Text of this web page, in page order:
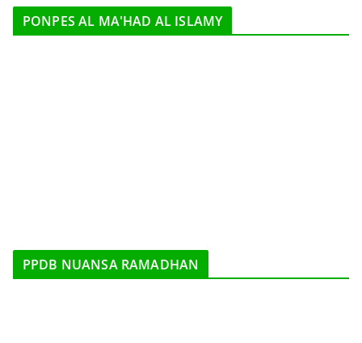
PONPES AL MA'HAD AL ISLAMY
PPDB NUANSA RAMADHAN